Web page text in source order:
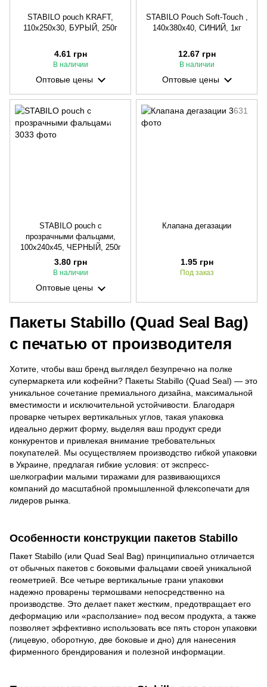
STABILO pouch KRAFT,
110х250х30, БУРЫЙ, 250г
4.61 грн
В наличии
Оптовые цены
STABILO Pouch Soft-Touch ,
140х380х40, СИНИЙ, 1кг
12.67 грн
В наличии
Оптовые цены
STABILO pouch с
прозрачными фальцами,
100х240х45, ЧЕРНЫЙ, 250г
3.80 грн
В наличии
Оптовые цены
Клапана дегазации
1.95 грн
Под заказ
Пакеты Stabillo (Quad Seal Bag)
с печатью от производителя
Хотите, чтобы ваш бренд выглядел безупречно на полке
супермаркета или кофейни? Пакеты Stabillo (Quad Seal) — это
уникальное сочетание премиального дизайна, максимальной
вместимости и исключительной устойчивости. Благодаря
проварке четырех вертикальных углов, такая упаковка
идеально держит форму, выделяя ваш продукт среди
конкурентов и привлекая внимание требовательных
покупателей. Мы осуществляем производство гибкой упаковки
в Украине, предлагая гибкие условия: от экспресс-
шелкографии малыми тиражами для развивающихся
компаний до масштабной промышленной флексопечати для
лидеров рынка.
Особенности конструкции пакетов Stabillo
Пакет Stabillo (или Quad Seal Bag) принципиально отличается
от обычных пакетов с боковыми фальцами своей уникальной
геометрией. Все четыре вертикальные грани упаковки
надежно проварены термошвами непосредственно на
производстве. Это делает пакет жестким, предотвращает его
деформацию или «расползание» под весом продукта, а также
позволяет эффективно использовать все пять сторон упаковки
(лицевую, оборотную, две боковые и дно) для нанесения
фирменного брендирования и полезной информации.